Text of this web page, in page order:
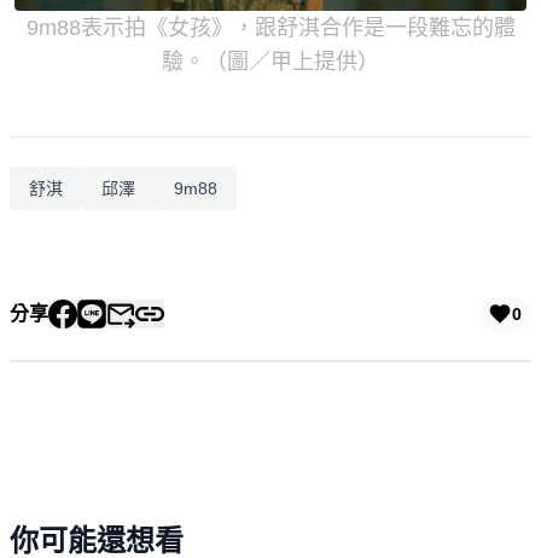
9m88表示拍《女孩》，跟舒淇合作是一段難忘的體
驗。（圖／甲上提供）
舒淇 邱澤 9m88
分享 0
你可能還想看